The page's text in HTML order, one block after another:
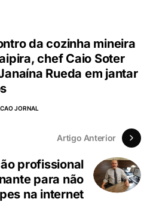
da cozinha mineira
chef Caio Soter
Rueda em jantar
JORNAL
Artigo Anterior
profissional
para não
na internet